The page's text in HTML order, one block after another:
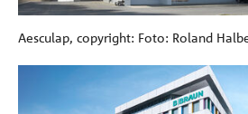
Aesculap, copyright: Foto: Roland